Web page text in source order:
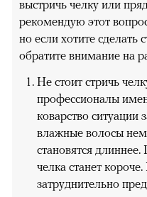
выстричь челку или
рекомендую этот
но если хотите сделать
обратите внимание на
Не стоит стричь
профессионалы
коварство ситуации
влажные волосы
становятся
челка станет
затруднительно